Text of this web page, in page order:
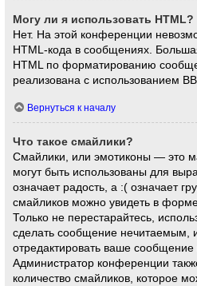
Могу ли я использовать HTML?
Нет. На этой конференции
HTML-кода в сообщениях.
HTML по форматированию
реализована с использованием
Вернуться к началу
Что такое смайлики?
Смайлики, или эмотиконы — это
могут быть использованы для
означает радость, а :( означает
смайликов можно увидеть в
Только не перестарайтесь,
сделать сообщение нечитаемым,
отредактировать ваше
Администратор конференции
количество смайликов, которое